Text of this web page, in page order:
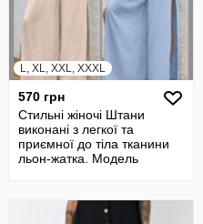
L, XL, XXL, XXXL
570 грн
Стильні жіночі Штани
виконані з легкої та
приємної до тіла тканини
льон-жатка. Модель